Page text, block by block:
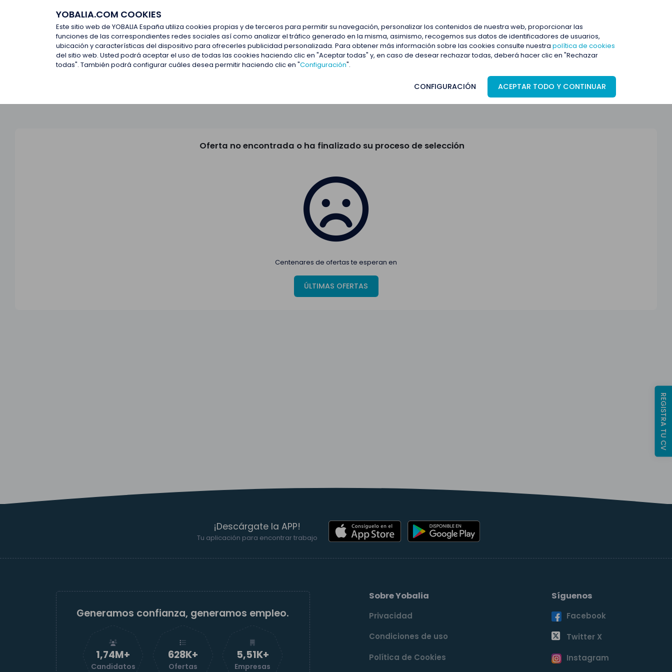
YOBALIA.COM COOKIES
Este sitio web de YOBALIA España utiliza cookies propias y de terceros para permitir su navegación, personalizar los contenidos de nuestra web, proporcionar las
funciones de las correspondientes redes sociales así como analizar el tráfico generado en la misma, asimismo, recogemos sus datos de identificadores de usuarios,
ubicación y características del dispositivo para ofrecerles publicidad personalizada. Para obtener más información sobre las cookies consulte nuestra política de cookies
del sitio web. Usted podrá aceptar el uso de todas las cookies haciendo clic en "Aceptar todas" y, en caso de desear rechazar todas, deberá hacer clic en "Rechazar
todas". También podrá configurar cuáles desea permitir haciendo clic en "Configuración".
CONFIGURACIÓN ACEPTAR TODO Y CONTINUAR
Últimas ofertas
Últimas ofertas
Oferta no encontrada o ha finalizado su proceso de selección
Centenares de ofertas te esperan en
ÚLTIMAS OFERTAS
¡Descárgate la APP!
Tu aplicación para encontrar trabajo
Generamos confianza, generamos empleo.
1,74M+
Candidatos
629K+
Ofertas
5,52K+
Empresas
Sobre Yobalia
Privacidad
Condiciones de uso
Política de Cookies
Síguenos
Facebook
Twitter X
Instagram
REGISTRA TU CV